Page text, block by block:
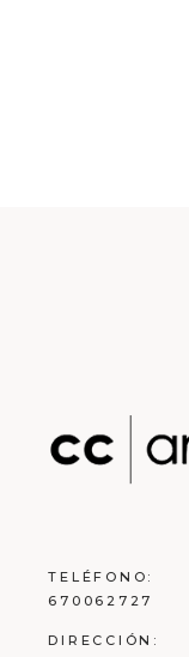
TELÉFONO:
670062727
DIRECCIÓN: